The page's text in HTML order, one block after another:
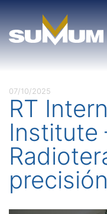
content
07/10/2025
RT
Institute
precisión